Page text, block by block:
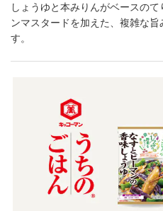
しょうゆと本みりんがベースの
ンマスタードを加えた、複雑な
す。